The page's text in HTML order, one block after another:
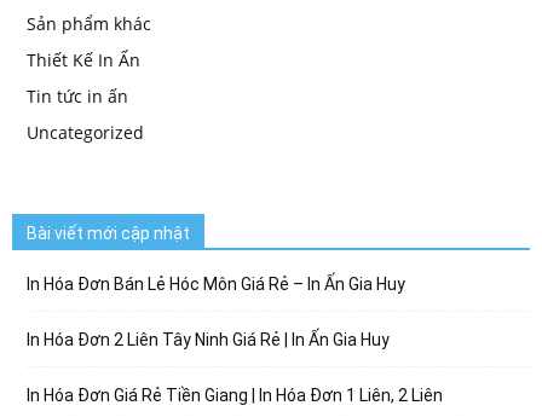
Sản phẩm khác
Thiết Kế In Ấn
Tin tức in ấn
Uncategorized
Bài viết mới cập nhật
In Hóa Đơn Bán Lẻ Hóc Môn Giá Rẻ – In Ấn Gia Huy
In Hóa Đơn 2 Liên Tây Ninh Giá Rẻ | In Ấn Gia Huy
In Hóa Đơn Giá Rẻ Tiền Giang | In Hóa Đơn 1 Liên, 2 Liên